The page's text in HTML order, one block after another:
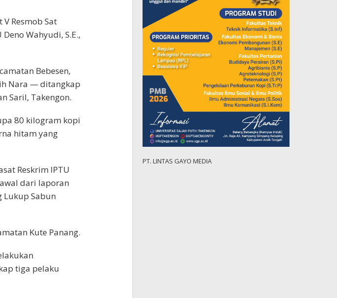
Resmob Sat
Wahyudi, S.E.,
Bebesen,
Nara — ditangkap
Saril, Takengon.
80 kilogram kopi
hitam yang
Reskrim IPTU
dari laporan
Lukup Sabun
Kute Panang.
tiga pelaku
PT. LINTAS GAYO MEDIA